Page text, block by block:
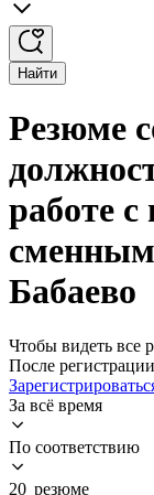
Найти
Резюме
работе с
Бабаево
Чтобы видеть все
После
За всё время
По соответствию
20 резюме